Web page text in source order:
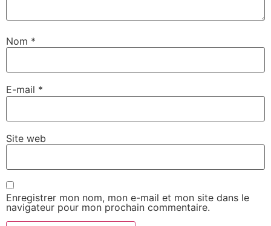
Nom *
E-mail *
Site web
Enregistrer mon nom, mon e-mail et mon site dans le
navigateur pour mon prochain commentaire.